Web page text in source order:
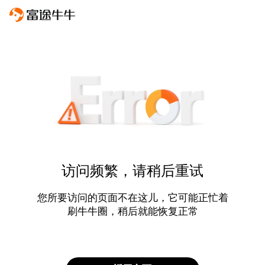
访问频繁，请稍后重试
您所要访问的页面不在这儿，它可能正忙着
刷牛牛圈，稍后就能恢复正常